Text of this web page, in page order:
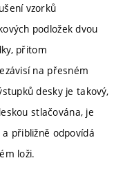
vzorků
podložek dvou
přitom
na přesném
desky je takový,
stlačována, je
přibližně odpovídá
loži.